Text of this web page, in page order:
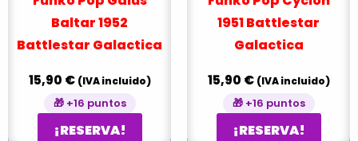
Baltar 1952
Battlestar Galactica
15,90 € (IVA incluido)
🎁 +16 puntos
¡RESERVA!
1951 Battlestar
Galactica
15,90 € (IVA incluido)
🎁 +16 puntos
¡RESERVA!